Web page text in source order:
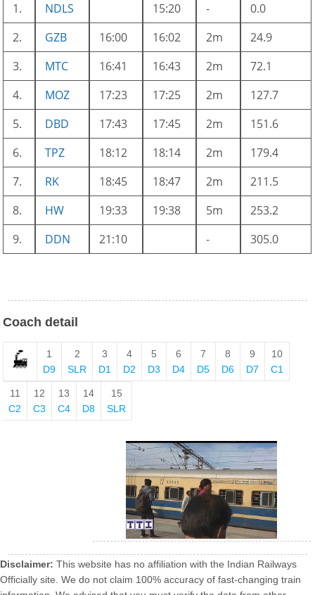
1.
NDLS 15:20 -
0.0
2.
GZB 16:00 16:02 2m
24.9
3.
MTC 16:41 16:43 2m
72.1
4.
MOZ 17:23 17:25 2m
127.7
5.
DBD 17:43 17:45 2m
151.6
6.
TPZ 18:12 18:14 2m
179.4
7.
RK 18:45 18:47 2m
211.5
8.
HW 19:33 19:38 5m
253.2
9.
DDN 21:10 - 305.0
Coach detail
1
D9
2
SLR
3
D1
4
D2
5
D3
6
D4
7
D5
8
D6
9
D7
10
C1
11
C2
12
C3
13
C4
14
D8
15
SLR
Disclaimer: This website has no affiliation with the Indian Railways
Officially site. We do not claim 100% accuracy of fast-changing train